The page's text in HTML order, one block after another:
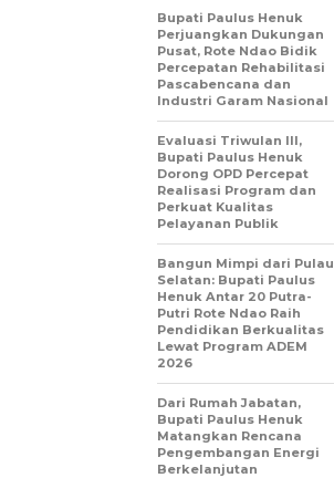
Bupati Paulus Henuk
Perjuangkan Dukungan
Pusat, Rote Ndao Bidik
Percepatan Rehabilitasi
Pascabencana dan
Industri Garam Nasional
Evaluasi Triwulan III,
Bupati Paulus Henuk
Dorong OPD Percepat
Realisasi Program dan
Perkuat Kualitas
Pelayanan Publik
Bangun Mimpi dari Pulau
Selatan: Bupati Paulus
Henuk Antar 20 Putra-
Putri Rote Ndao Raih
Pendidikan Berkualitas
Lewat Program ADEM
2026
Dari Rumah Jabatan,
Bupati Paulus Henuk
Matangkan Rencana
Pengembangan Energi
Berkelanjutan